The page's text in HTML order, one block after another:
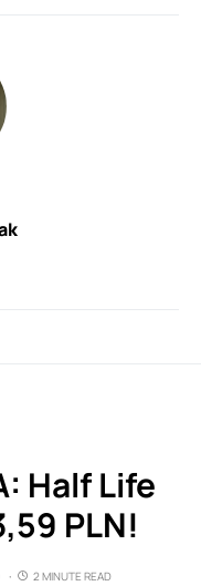
Half Life
PLN!
2 MINUTE READ